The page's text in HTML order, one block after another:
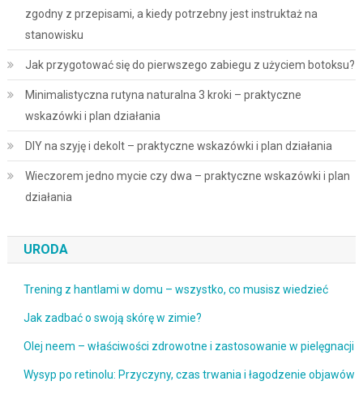
zgodny z przepisami, a kiedy potrzebny jest instruktaż na
stanowisku
Jak przygotować się do pierwszego zabiegu z użyciem botoksu?
Minimalistyczna rutyna naturalna 3 kroki – praktyczne
wskazówki i plan działania
DIY na szyję i dekolt – praktyczne wskazówki i plan działania
Wieczorem jedno mycie czy dwa – praktyczne wskazówki i plan
działania
URODA
Trening z hantlami w domu – wszystko, co musisz wiedzieć
Jak zadbać o swoją skórę w zimie?
Olej neem – właściwości zdrowotne i zastosowanie w pielęgnacji
Wysyp po retinolu: Przyczyny, czas trwania i łagodzenie objawów